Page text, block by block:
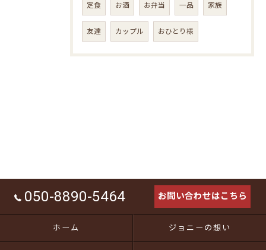
定食 お酒 お弁当 一品 家族
友達 カップル おひとり様
050-8890-5464 お問い合わせはこちら
ホーム ジョニーの想い